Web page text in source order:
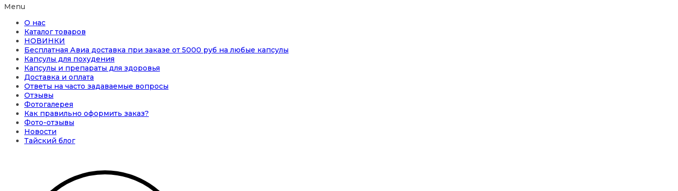
Menu
О нас
Каталог товаров
НОВИНКИ
Бесплатная Авиа доставка при заказе от 5000 руб на любые капсулы
Капсулы для похудения
Капсулы и препараты для здоровья
Доставка и оплата
Ответы на часто задаваемые вопросы
Отзывы
Фотогалерея
Как правильно оформить заказ?
Фото-отзывы
Новости
Тайский блог